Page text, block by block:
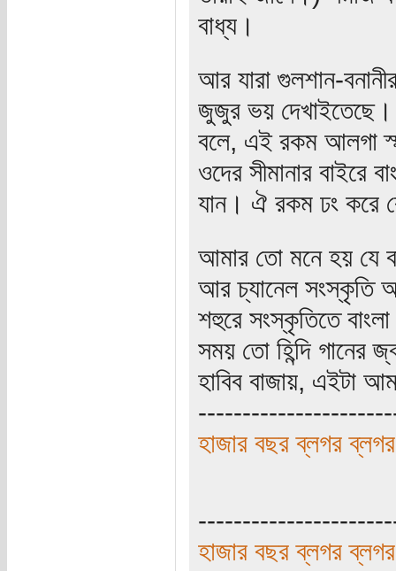
বাধ্য।
আর যারা গুলশান-
জুজুর ভয়
বলে, এই রকম আলগা
ওদের সীমানার বাইরে
যান। ঐ রকম ঢং করে
আমার তো মনে হয় যে
আর চ্যানেল সংস্কৃতি
শহুরে সংস্কৃতিতে
সময় তো হিন্দি গানের
হাবিব বাজায়, এইটা
হাজার বছর ব্লগর ব্লগর
হাজার বছর ব্লগর ব্লগর